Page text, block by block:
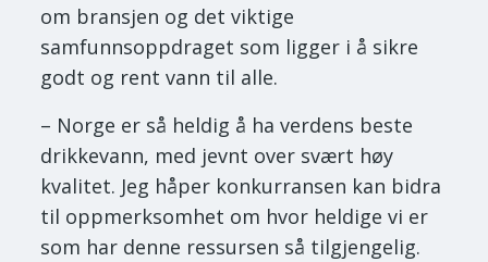
om bransjen og det viktige
samfunnsoppdraget som ligger i å sikre
godt og rent vann til alle.
– Norge er så heldig å ha verdens beste
drikkevann, med jevnt over svært høy
kvalitet. Jeg håper konkurransen kan bidra
til oppmerksomhet om hvor heldige vi er
som har denne ressursen så tilgjengelig.